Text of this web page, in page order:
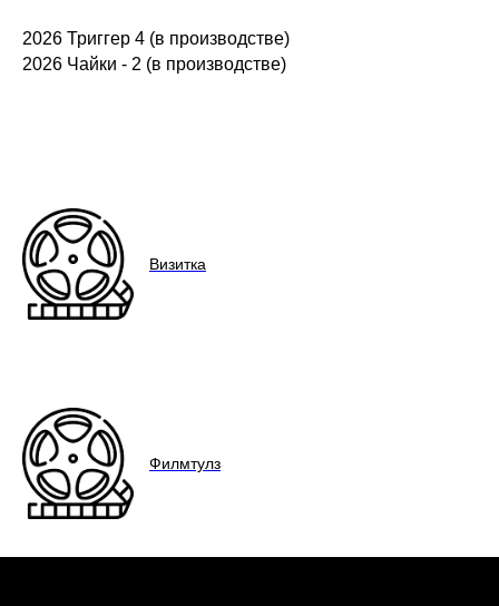
2026 Триггер 4 (в производстве)
2026 Чайки - 2 (в производстве)
Визитка
Филмтулз